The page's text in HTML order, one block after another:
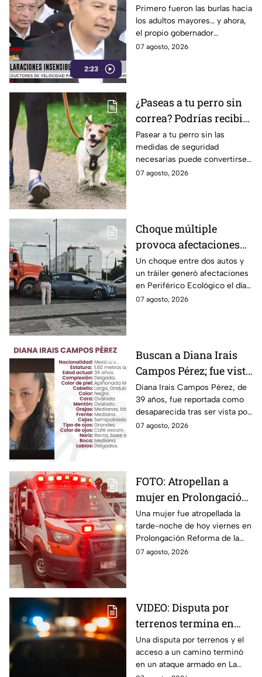
2:23
Puebla con Palestina:
Alejandro Armenta se
disculpa “a modo” por
sus insensibles dichos
las también morenistas
Nayeli Salvatori y
Grace Palomares
Primero fueron las burlas hacia
los adultos mayores… y ahora,
el propio gobernador
morenista Alejandro Armenta
en Palestina. Tras la polémica y
el rechazo, el mandatario tuvo
que salir a pedir disculpas…
pero la pregunta es: ¿Basta
con decir “me equivoqué”
cada vez que una declaración
genera indignación?
07 agosto, 2026
¿Paseas a tu perro sin
correa? Podrías recibir
una fuerte MULTA
Pasear a tu perro sin las
medidas de seguridad
necesarias puede convertirse
en una infracción en la CDMX,
07 agosto, 2026
Choque múltiple
provoca afectaciones
en Periférico Ecológico
hoy viernes
Un choque entre dos autos y
un tráiler generó afectaciones
en Periférico Ecológico el día
de hoy, con dirección a la 24
07 agosto, 2026
Buscan a Diana Irais
Campos Pérez; fue vista
por última vez en la
ciudad de Puebla
Diana Irais Campos Pérez, de
39 años, fue reportada como
desaparecida tras ser vista por
última vez el 6 de agosto en
07 agosto, 2026
FOTO: Atropellan a
mujer en Prolongación
Reforma, en Puebla,
hoy viernes; así se vio
la zona
Una mujer fue atropellada la
tarde-noche de hoy viernes en
Prolongación Reforma de la
ciudad de Puebla; toma
07 agosto, 2026
VIDEO: Disputa por
terrenos termina en
ataque armado en
Chihuahua; padre
muere y su hijo queda
Una disputa por terrenos y el
acceso a un camino terminó
en un ataque armado en La